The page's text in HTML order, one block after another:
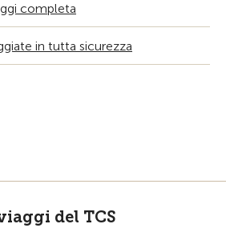
completa
in tutta sicurezza
del TCS